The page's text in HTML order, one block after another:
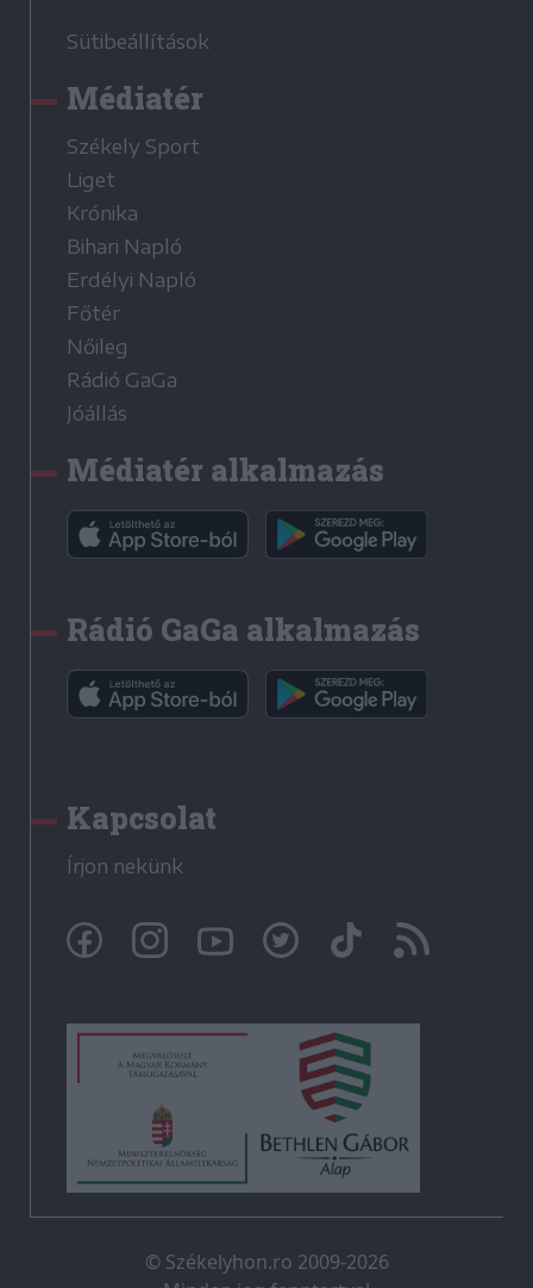
Sütibeállítások
Médiatér
Székely Sport
Liget
Krónika
Bihari Napló
Erdélyi Napló
Főtér
Nőileg
Rádió GaGa
Jóállás
Médiatér alkalmazás
Rádió GaGa alkalmazás
Kapcsolat
Írjon nekünk
© Székelyhon.ro 2009-2026